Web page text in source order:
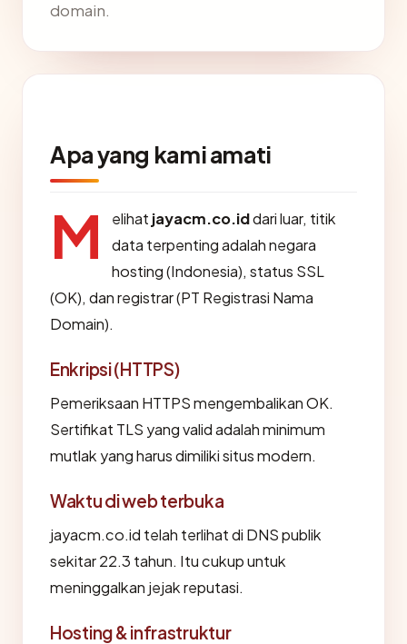
domain.
Apa yang kami amati
M elihat jayacm.co.iddari luar, titik
data terpenting adalah negara
hosting (Indonesia), status SSL
(OK), dan registrar (PT Registrasi Nama
Domain).
Enkripsi (HTTPS)
Pemeriksaan HTTPS mengembalikan OK.
Sertifikat TLS yang valid adalah minimum
mutlak yang harus dimiliki situs modern.
Waktu di web terbuka
jayacm.co.id telah terlihat di DNS publik
sekitar 22.3 tahun. Itu cukup untuk
meninggalkan jejak reputasi.
Hosting & infrastruktur